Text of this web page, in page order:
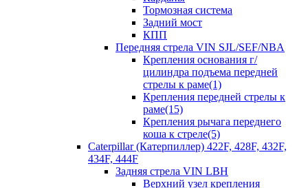
Тормозная система
Задний мост
КПП
Передняя стрела VIN SJL/SEF/NBA
Крепления основания г/
цилиндра подъема передней
стрелы к раме(1)
Крепления передней стрелы к
раме(15)
Крепления рычага переднего
коша к стреле(5)
Caterpillar (Катерпиллер) 422F, 428F, 432F,
434F, 444F
Задняя стрела VIN LBH
Верхний узел крепления